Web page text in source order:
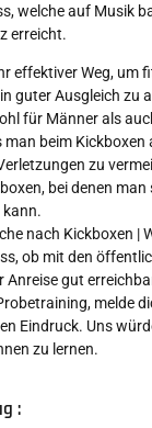
welche auf Musik
erreicht.
effektiver Weg, um
guter Ausgleich zu
für Männer als
beim Kickboxen
zu
bei denen man
kann.
nach Kickboxen |
ob mit den
Anreise gut
melde
Eindruck. Uns
zu lernen.
: